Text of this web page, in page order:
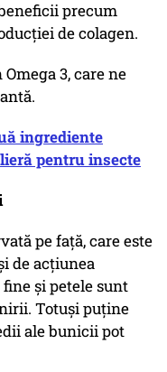
precum
de colagen.
3, care ne
ingrediente
pentru insecte
pe față, care este
de acțiunea
și petele sunt
Totuși puține
ale bunicii pot